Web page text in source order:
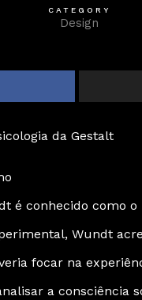
CATEGORY
Design
da Gestalt
é conhecido como o
Wundt
focar na
a consciência